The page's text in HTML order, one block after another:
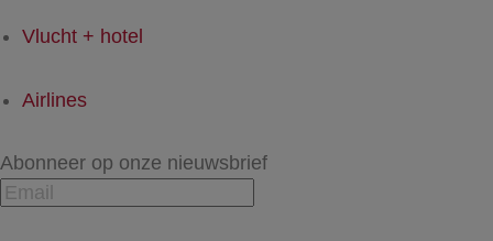
Vlucht + hotel
Airlines
Abonneer op onze nieuwsbrief